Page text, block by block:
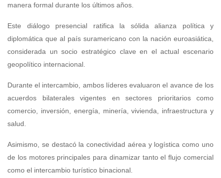
manera formal durante los últimos años.
Este diálogo presencial ratifica la sólida alianza política y
diplomática que al país suramericano con la nación euroasiática,
considerada un socio estratégico clave en el actual escenario
geopolítico internacional.
Durante el intercambio, ambos líderes evaluaron el avance de los
acuerdos bilaterales vigentes en sectores prioritarios como
comercio, inversión, energía, minería, vivienda, infraestructura y
salud.
Asimismo, se destacó la conectividad aérea y logística como uno
de los motores principales para dinamizar tanto el flujo comercial
como el intercambio turístico binacional.